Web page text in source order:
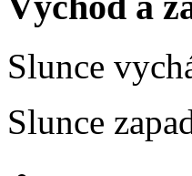
Slunce
Slunce